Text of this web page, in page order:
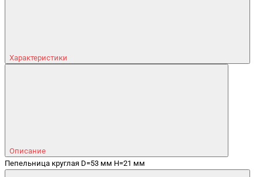
Характеристики
Описание
Пепельница круглая D=53 мм H=21 мм